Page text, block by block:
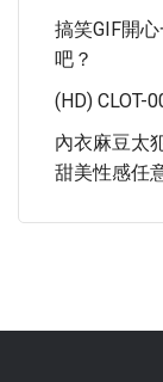
搞笑GIF開
吧？
(HD) CLOT-
內衣麻豆太
甜美性感任